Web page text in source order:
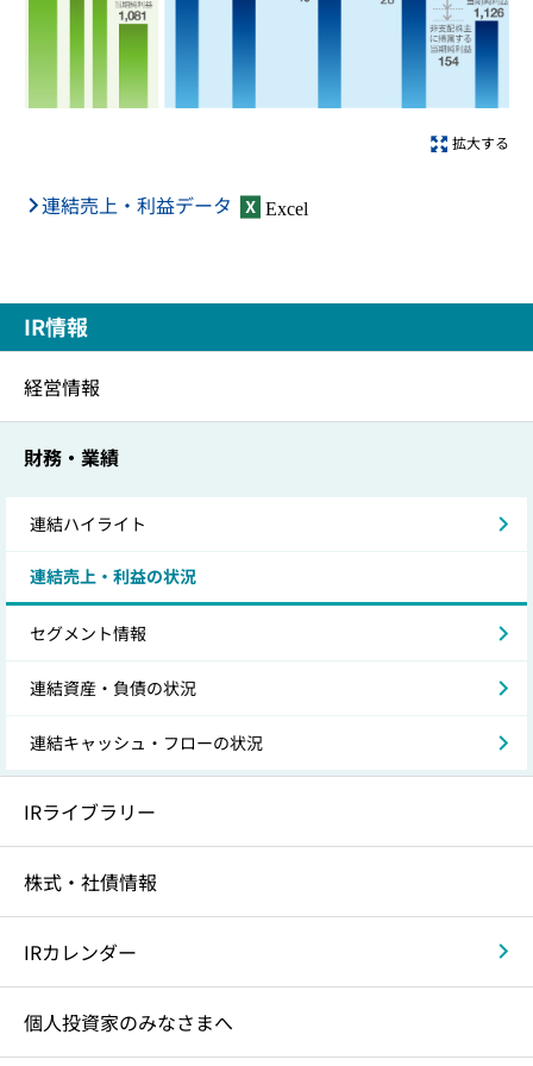
拡大する
連結売上・利益データ Excel
IR情報
経営情報
財務・業績
連結ハイライト
連結売上・利益の状況
セグメント情報
連結資産・負債の状況
連結キャッシュ・フローの状況
IRライブラリー
株式・社債情報
IRカレンダー
個人投資家のみなさまへ